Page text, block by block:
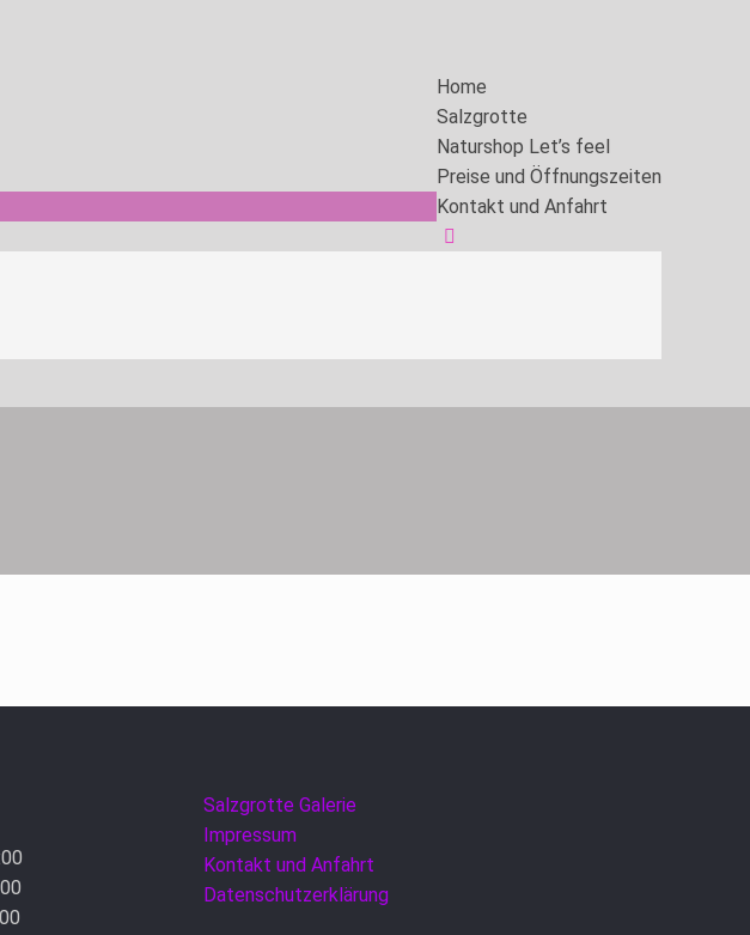
Home
Salzgrotte
Naturshop Let’s feel
Preise und Öffnungszeiten
Kontakt und Anfahrt
Salzgrotte Galerie
Impressum
Kontakt und Anfahrt
Datenschutzerklärung